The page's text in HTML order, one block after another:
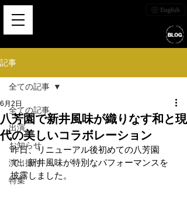
記事
全ての記事
出演
お知らせ
演出振付
特集
全ての記事
八芳園で新井風味が織りなす和と現
代の美しいコラボレーション
6月2日
昨日、リニューアル後初めての八芳園
で、新井風味が特別なパフォーマンスを
披露しました。